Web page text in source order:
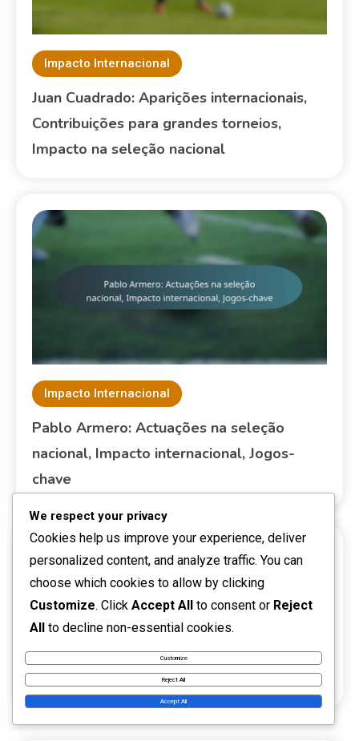
Impacto Internacional
Juan Cuadrado: Aparições internacionais,
Contribuições para grandes torneios,
Impacto na seleção nacional
Impacto Internacional
Pablo Armero: Actuações na seleção
nacional, Impacto internacional, Jogos-
chave
LINKS
Nossa história
We respect your privacy
Cookies help us improve your experience, deliver
personalized content, and analyze traffic. You can
choose which cookies to allow by clicking
Customize. Click Accept All to consent or Reject
All to decline non-essential cookies.
Customize
Reject All
Accept All